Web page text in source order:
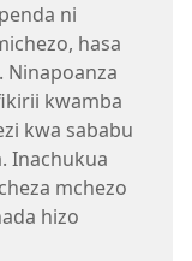
ni
hasa
Ninapoanza
kwamba
kwa sababu
Inachukua
mchezo
hizo